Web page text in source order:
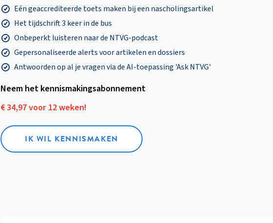
Eén geaccrediteerde toets maken bij een nascholingsartikel
Het tijdschrift 3 keer in de bus
Onbeperkt luisteren naar de NTVG-podcast
Gepersonaliseerde alerts voor artikelen en dossiers
Antwoorden op al je vragen via de AI-toepassing 'Ask NTVG'
Neem het kennismakings­abonnement
€ 34,97 voor 12 weken!
IK WIL KENNISMAKEN